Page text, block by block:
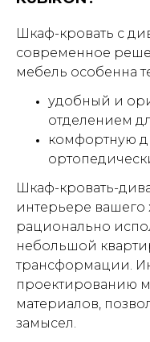
Шкаф-кровать с
современное
мебель особенна
удобный и
отделением
комфортную
Шкаф-кровать-
интерьере вашего
рационально
небольшой
трансформации.
проектированию
материалов,
замысел.